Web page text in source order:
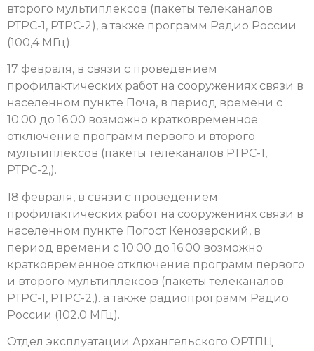
второго мультиплексов (пакеты телеканалов
РТРС-1, РТРС-2), а также программ Радио России
(100,4 МГц).
17 февраля, в связи с проведением
профилактических работ на сооружениях связи в
населенном пункте Поча, в период времени с
10:00 до 16:00 возможно кратковременное
отключение программ первого и второго
мультиплексов (пакеты телеканалов РТРС-1,
РТРС-2,).
18 февраля, в связи с проведением
профилактических работ на сооружениях связи в
населенном пункте Погост Кенозерский, в
период времени с 10:00 до 16:00 возможно
кратковременное отключение программ первого
и второго мультиплексов (пакеты телеканалов
РТРС-1, РТРС-2,). а также радиопрограмм Радио
России (102.0 МГц).
Отдел эксплуатации Архангельского ОРТПЦ